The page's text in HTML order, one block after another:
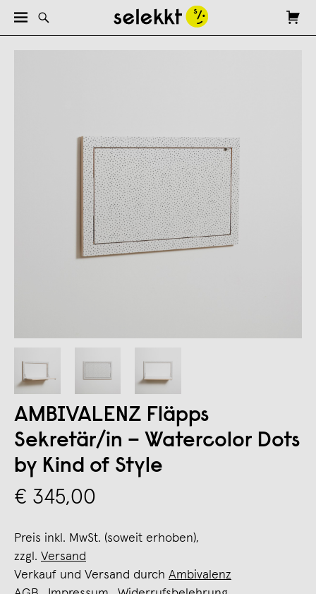
AMBIVALENZ Fläpps
Sekretär/in – Watercolor Dots
by Kind of Style
€ 345,00
Preis inkl. MwSt. (soweit erhoben),
zzgl. Versand
Verkauf und Versand durch Ambivalenz